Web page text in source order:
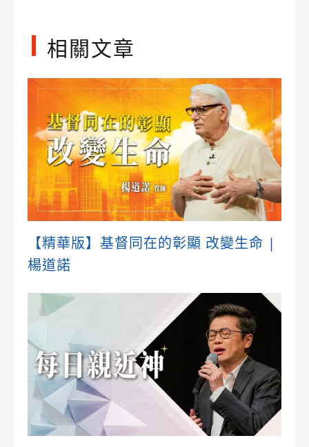
相關文章
【精華版】基督同在的彰顯 改變生命 |
楊道諾